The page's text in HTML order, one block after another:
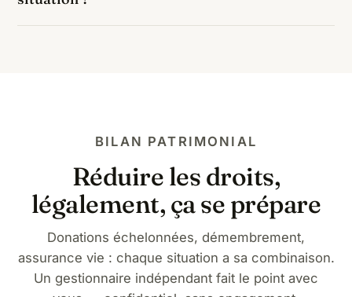
% : soit environ 0 € de taxation, contre 39 618 € par
d'un bilan patrimonial.
BILAN PATRIMONIAL
Réduire les droits,
légalement, ça se prépare
Donations échelonnées, démembrement,
assurance vie : chaque situation a sa combinaison.
Un gestionnaire indépendant fait le point avec